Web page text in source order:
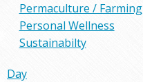
Permaculture / Farming
Personal Wellness
Sustainabilty
Day